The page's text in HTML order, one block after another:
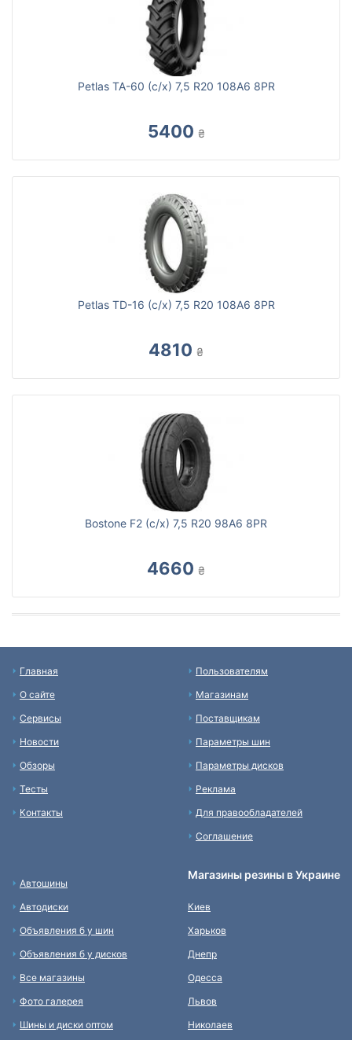
Petlas TA-60 (с/х) 7,5 R20 108A6 8PR
5400 ₴
Petlas TD-16 (с/х) 7,5 R20 108A6 8PR
4810 ₴
Bostone F2 (с/х) 7,5 R20 98A6 8PR
4660 ₴
Главная
О сайте
Сервисы
Новости
Обзоры
Тесты
Контакты
Пользователям
Магазинам
Поставщикам
Параметры шин
Параметры дисков
Реклама
Для правообладателей
Соглашение
Автошины
Автодиски
Объявления б у шин
Объявления б у дисков
Все магазины
Фото галерея
Шины и диски оптом
Магазины резины в Украине
Киев
Харьков
Днепр
Одесса
Львов
Николаев